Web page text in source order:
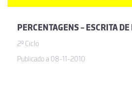
PERCENTAGENS - ESCRITA DE
2º Ciclo
Publicado a 08-11-2010